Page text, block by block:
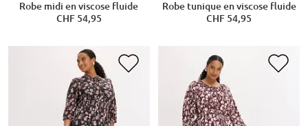
Robe midi en viscose fluide
CHF 54,95
Robe tunique en viscose fluide
CHF 54,95